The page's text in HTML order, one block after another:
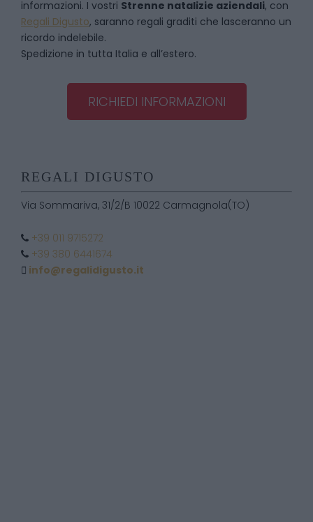
informazioni. I vostri Strenne natalizie aziendali, con
Regali Digusto, saranno regali graditi che lasceranno un
ricordo indelebile.
Spedizione in tutta Italia e all’estero.
RICHIEDI INFORMAZIONI
REGALI DIGUSTO
Via Sommariva, 31/2/B 10022 Carmagnola(TO)
+39 011 9715272
+39 380 6441674
info@regalidigusto.it